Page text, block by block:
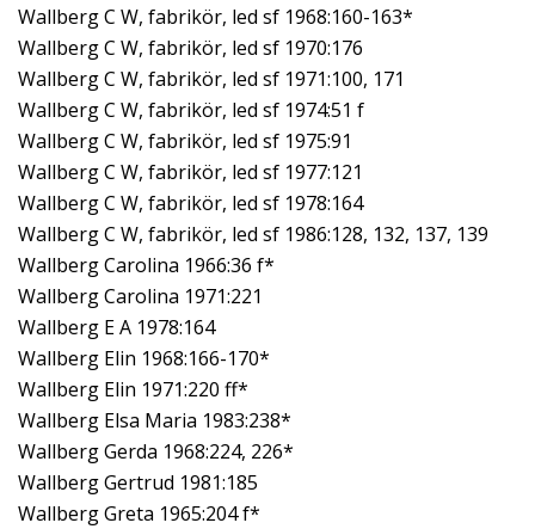
Wallberg C W, fabrikör, led sf 1968:160-163*
Wallberg C W, fabrikör, led sf 1970:176
Wallberg C W, fabrikör, led sf 1971:100, 171
Wallberg C W, fabrikör, led sf 1974:51 f
Wallberg C W, fabrikör, led sf 1975:91
Wallberg C W, fabrikör, led sf 1977:121
Wallberg C W, fabrikör, led sf 1978:164
Wallberg C W, fabrikör, led sf 1986:128, 132, 137, 139
Wallberg Carolina 1966:36 f*
Wallberg Carolina 1971:221
Wallberg E A 1978:164
Wallberg Elin 1968:166-170*
Wallberg Elin 1971:220 ff*
Wallberg Elsa Maria 1983:238*
Wallberg Gerda 1968:224, 226*
Wallberg Gertrud 1981:185
Wallberg Greta 1965:204 f*